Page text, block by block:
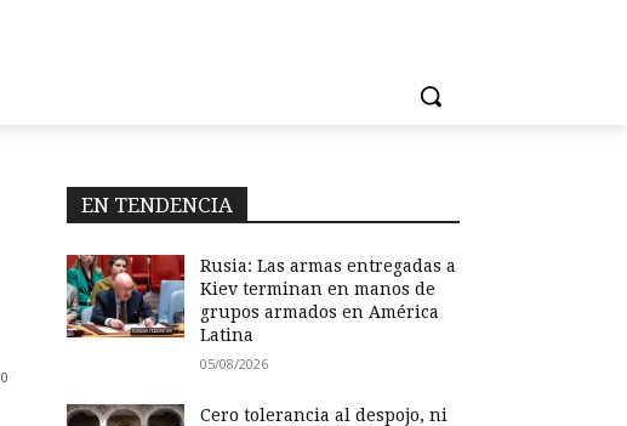
0
EN TENDENCIA
Rusia: Las armas entregadas a
Kiev terminan en manos de
grupos armados en América
Latina
05/08/2026
Cero tolerancia al despojo, ni